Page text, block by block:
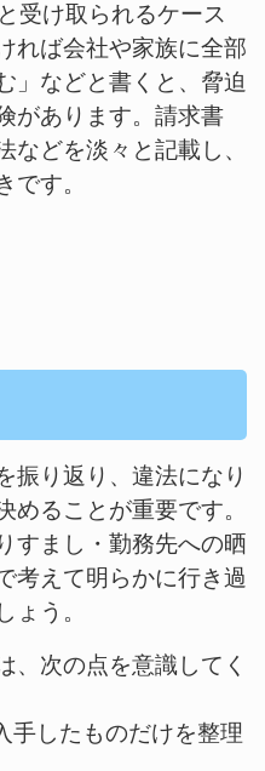
受け取られるケース
れば会社や家族に全部
」などと書くと、脅迫
があります。請求書
などを淡々と記載し、
です。
振り返り、違法になり
めることが重要です。
すまし・勤務先への晒
考えて明らかに行き過
ょう。
、次の点を意識してく
手したものだけを整理